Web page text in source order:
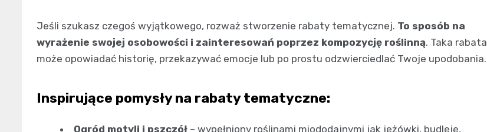
Jeśli szukasz czegoś wyjątkowego, rozważ stworzenie rabaty tematycznej. To sposób na
wyrażenie swojej osobowości i zainteresowań poprzez kompozycję roślinną. Taka rabata
może opowiadać historię, przekazywać emocje lub po prostu odzwierciedlać Twoje upodobania.
Inspirujące pomysły na rabaty tematyczne:
Ogród motyli i pszczół – wypełniony roślinami miododajnymi jak jeżówki, budleje,